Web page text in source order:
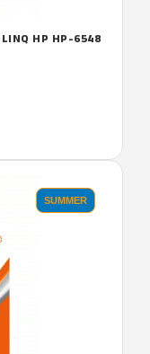
LINQ HP HP-6548
SUMMER